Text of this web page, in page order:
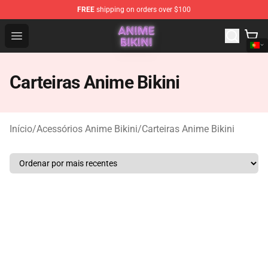
FREE shipping on orders over $100
Open menu
Anime Bikini Shop - The Best Store of Anime Bikini
Carteiras Anime Bikini
Início/Acessórios Anime Bikini/Carteiras Anime Bikini